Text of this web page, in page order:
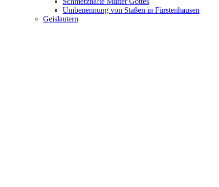
Umbenennung von Staßen in Fürstenhausen
Geislautern